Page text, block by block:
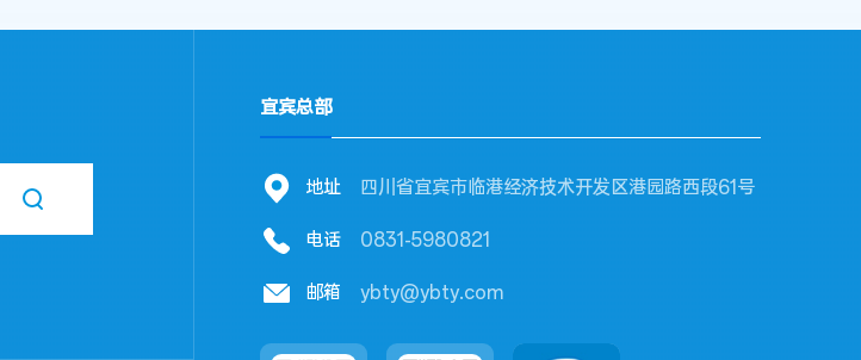
子链间的缠结点增多，结晶度也
高聚合度PVC 分子链间的作用力
宜宾总部
地址 四川省宜宾市临港经济技术开发区港园路西段61号
电话 0831-5980821
邮箱 ybty@ybty.com